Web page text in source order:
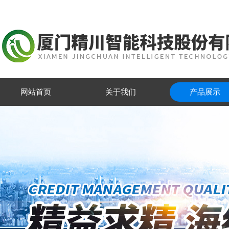
网站首页 关于我们 产品展示